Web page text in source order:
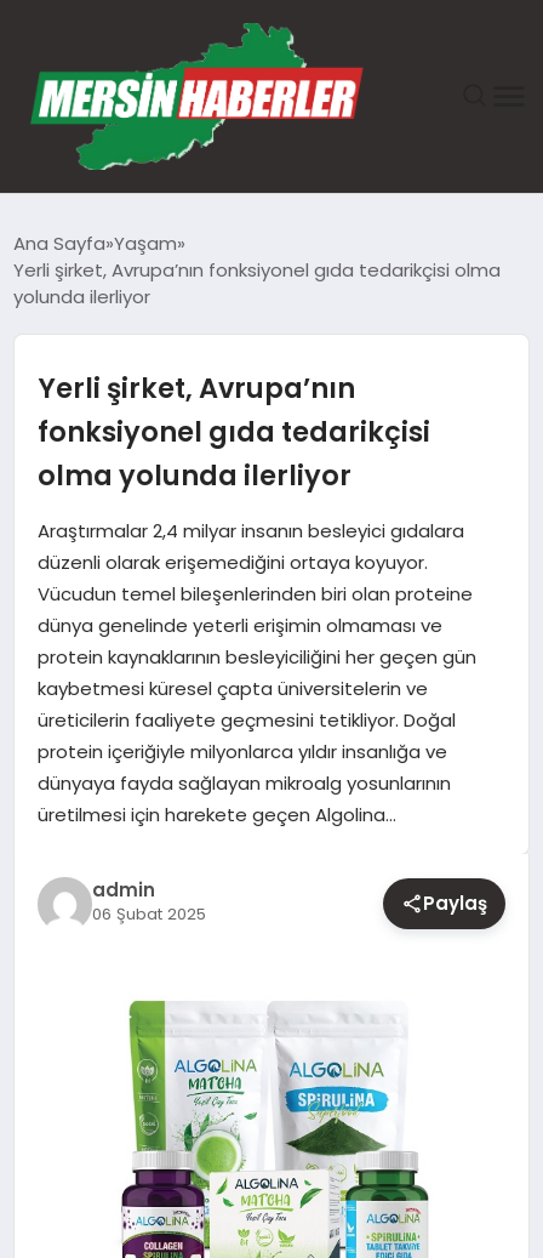
GÜNDEM
TEKNOLOJI
SPOR
YAŞAM
EĞITIM
Ana Sayfa Yaşam
Yerli şirket, Avrupa’nın fonksiyonel gıda tedarikçisi olma
yolunda ilerliyor
Yerli şirket, Avrupa’nın
fonksiyonel gıda tedarikçisi
olma yolunda ilerliyor
Araştırmalar 2,4 milyar insanın besleyici gıdalara
düzenli olarak erişemediğini ortaya koyuyor.
Vücudun temel bileşenlerinden biri olan proteine
dünya genelinde yeterli erişimin olmaması ve
protein kaynaklarının besleyiciliğini her geçen gün
kaybetmesi küresel çapta üniversitelerin ve
üreticilerin faaliyete geçmesini tetikliyor. Doğal
protein içeriğiyle milyonlarca yıldır insanlığa ve
dünyaya fayda sağlayan mikroalg yosunlarının
üretilmesi için harekete geçen Algolina…
admin
06 Şubat 2025 Paylaş